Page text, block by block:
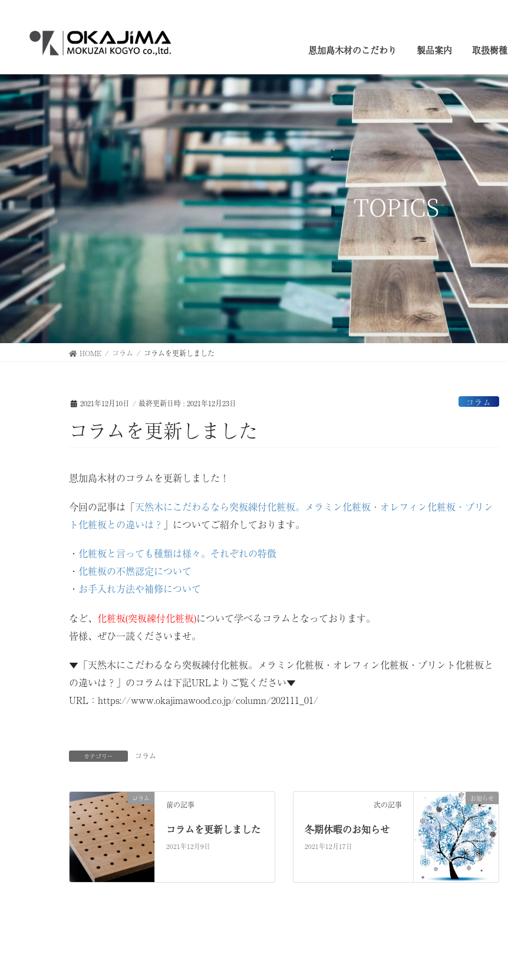
へ
ス
キ
ッ
プ
ョ
ン
に
移
動
恩加島木材のこだわり 製品案内 取扱樹種
TOPICS
HOME コラム コラムを更新しました
2021年12月10日 / 最終更新日時 : 2021年12月23日 コラム
コラムを更新しました
恩加島木材のコラムを更新しました！
今回の記事は「天然木にこだわるなら突板練付化粧板。メラミン化粧板・オレフィン化粧板・プリン
ト化粧板との違いは？ 」についてご紹介しております。
・ 化粧板と言っても種類は様々。それぞれの特徴
・ 化粧板の不燃認定について
・ お手入れ方法や補修について
など、 化粧板(突板練付化粧板)について学べるコラムとなっております。
皆様、ぜひ一読くださいませ。
▼「天然木にこだわるなら突板練付化粧板。メラミン化粧板・オレフィン化粧板・プリント化粧板と
の違いは？」のコラムは下記URLよりご覧ください▼
URL：https://www.okajimawood.co.jp/column/202111_01/
カテゴリー コラム
コラム
前の記事
コラムを更新しました
2021年12月9日
お知らせ
次の記事
冬期休暇のお知らせ
2021年12月17日